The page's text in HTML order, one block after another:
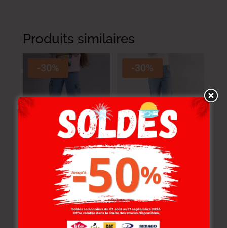
Produits similaires
-30%
Lois Jean Barry-38
Malca Fille Ll
–109.000 DT
–76.300 DT
-30%
Lois Jean D70585-04
Thinos Fille Br
89.000DT–109.000
62.300
76.300